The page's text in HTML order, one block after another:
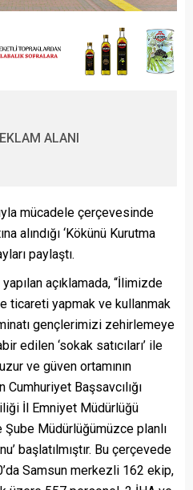
ALANI
mücadele çerçevesinde
alındığı ‘Kökünü Kurutma
paylaştı.
açıklamada, “İlimizde
ticareti yapmak ve kullanmak
gençlerimizi zehirlemeye
edilen ‘sokak satıcıları’ ile
ve güven ortamının
Cumhuriyet Başsavcılığı
İl Emniyet Müdürlüğü
Müdürlüğümüzce planlı
başlatılmıştır. Bu çerçevede
Samsun merkezli 162 ekip,